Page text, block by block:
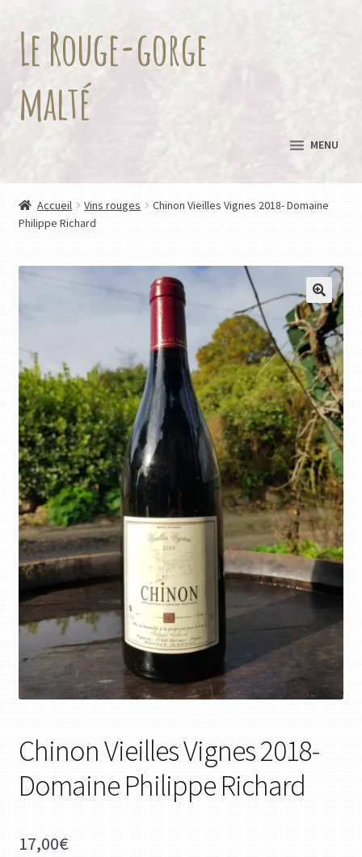
Aller
à
la
navigation
Aller
au
contenu
Le Rouge-gorge
malté
MENU
Accueil Vins rouges
Chinon Vieilles Vignes 2018- Domaine
Philippe Richard
Chinon Vieilles Vignes 2018-
Domaine Philippe Richard
17,00€